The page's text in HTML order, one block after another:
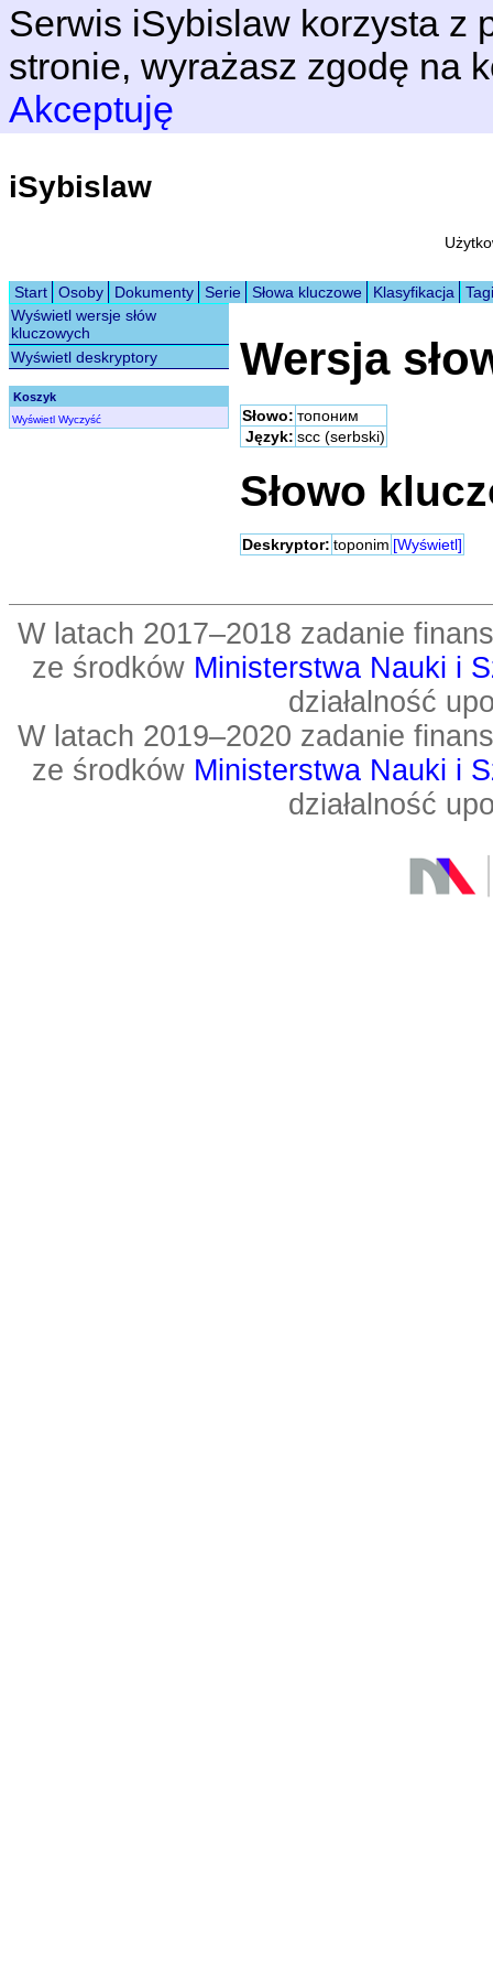
Serwis iSybislaw korzysta z
stronie, wyrażasz zgodę na
Akceptuję
iSybislaw
Start Osoby Dokumenty Serie Słowa kluczowe Klasyfikacja
Tagi
Wyświetl wersje słów
kluczowych
Wyświetl deskryptory
Koszyk
Wyświetl Wyczyść
Wersja
Słowo: топоним
Język: scc (serbski)
Słowo
Deskryptor: toponim [Wyświetl]
W latach 2017–2018 zadanie
ze środków Ministerstwa Nauki i
działalność
W latach 2019–2020 zadanie
ze środków Ministerstwa Nauki i
działalność